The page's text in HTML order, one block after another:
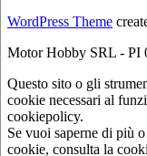
WordPress Theme
Motor Hobby SRL - PI
Questo sito o gli
cookie necessari al
cookiepolicy.
Se vuoi saperne di più
cookie, consulta la